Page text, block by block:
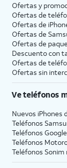
Ofertas y
Ofertas de
Ofertas de
Ofertas de
Ofertas de
Descuento con
Ofertas de
Ofertas sin
Ve teléfonos
Nuevos iPhones
Teléfonos
Teléfonos
Teléfonos
Teléfonos Sonim